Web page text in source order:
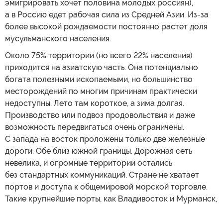
эмигрировать хочет половина молодых россиян),
а в Россию едет рабочая сила из Средней Азии. Из-за
более высокой рождаемости постоянно растет доля
мусульманского населения.
Около 75% территории (но всего 22% населения)
приходится на азиатскую часть. Она потенциально
богата полезными ископаемыми, но большинство
месторождений по многим причинам практически
недоступны. Лето там короткое, а зима долгая.
Производство или подвоз продовольствия и даже
возможность передвигаться очень ограничены.
С запада на восток проложены только две железные
дороги. Обе близ южной границы. Дорожная сеть
невелика, и огромные территории остались
без стандартных коммуникаций. Стране не хватает
портов и доступа к общемировой морской торговле.
Такие крупнейшие порты, как Владивосток и Мурманск,